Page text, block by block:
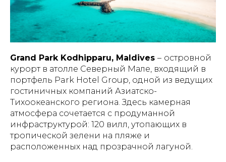
Grand Park Kodhipparu, Maldives – островной
курорт в атолле Северный Мале, входящий в
портфель Park Hotel Group, одной из ведущих
гостиничных компаний Азиатско-
Тихоокеанского региона. Здесь камерная
атмосфера сочетается с продуманной
инфраструктурой: 120 вилл, утопающих в
тропической зелени на пляже и
расположенных над прозрачной лагуной.